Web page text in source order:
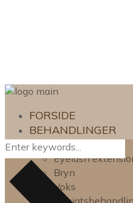
FORSIDE
BEHANDLINGER
Lash lift
Eyelash
Bryn
Voks